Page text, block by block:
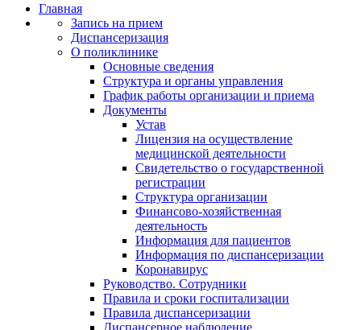
Главная
Запись на прием
Диспансеризация
О поликлинике
Основные сведения
Структура и органы управления
График работы организации и приема
Документы
Устав
Лицензия на осуществление
медицинской деятельности
Свидетельство о государственной
регистрации
Структура организации
Финансово-хозяйственная
деятельность
Информация для пациентов
Информация по диспансеризации
Коронавирус
Руководство. Сотрудники
Правила и сроки госпитализации
Правила диспансеризации
Диспансерное наблюдение